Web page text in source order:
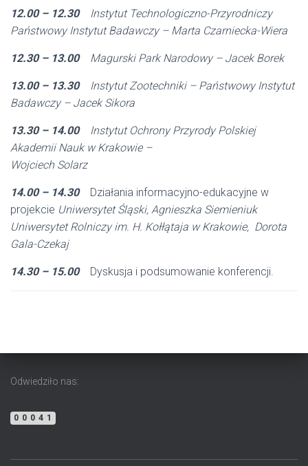
12.00 – 12.30 Instytut Technologiczno-Przyrodniczy
Państwowy Instytut Badawczy – Marta Czarniecka-Wiera
12.30 – 13.00 Magurski Park Narodowy – Jacek Borek
13.00 – 13.30
Instytut Zootechniki – Państwowy Instytut
Badawczy – Jacek Sikora
13.30 – 14.00
Instytut Ochrony Przyrody Polskiej
Akademii Nauk w Krakowie –
Wojciech Solarz
14.00 – 14.30Działania informacyjno-edukacyjne w
projekcie Uniwersytet Śląski, Agnieszka Siemieniuk
Uniwersytet Rolniczy im. H. Kołłątaja w Krakowie, Dorota
Gala-Czekaj
14.30 – 15.00Dyskusja i podsumowanie konferencji.
Odwiedziło nas:
00041